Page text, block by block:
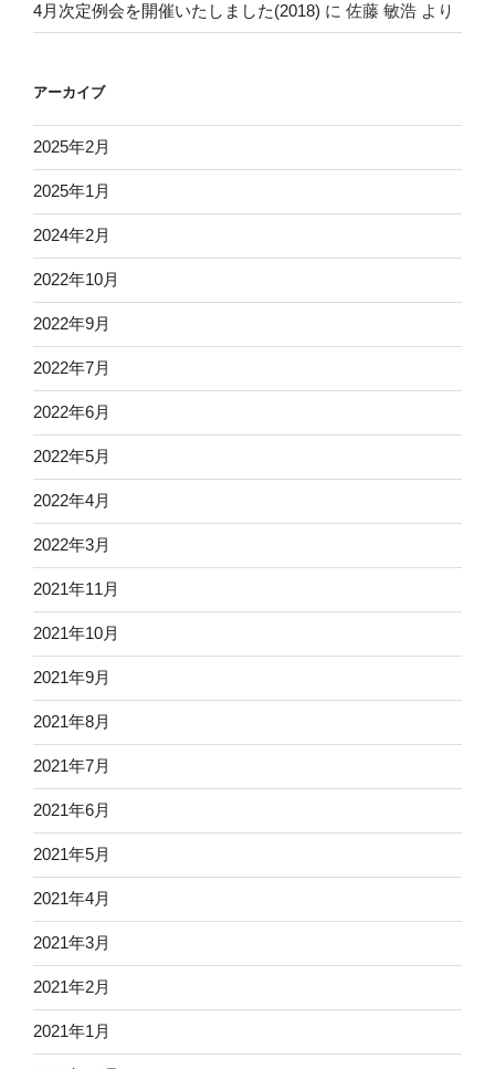
4月次定例会を開催いたしました(2018) に 佐藤 敏浩 より
アーカイブ
2025年2月
2025年1月
2024年2月
2022年10月
2022年9月
2022年7月
2022年6月
2022年5月
2022年4月
2022年3月
2021年11月
2021年10月
2021年9月
2021年8月
2021年7月
2021年6月
2021年5月
2021年4月
2021年3月
2021年2月
2021年1月